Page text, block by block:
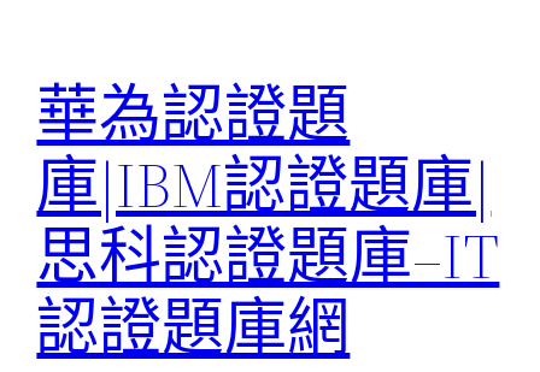
華為認證題
庫|IBM認證題庫|
思科認證題庫–IT
認證題庫網